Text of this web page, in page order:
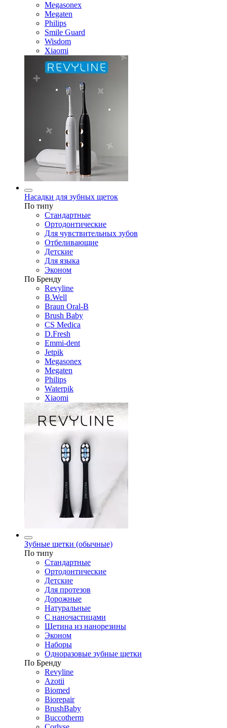
Megasonex
Megaten
Philips
Smile Guard
Wisdom
Xiaomi
Насадки для зубных щеток
По типу
Стандартные
Ортодонтические
Для чувствительных зубов
Отбеливающие
Детские
Для языка
Эконом
По Бренду
Revyline
B.Well
Braun Oral-B
Brush Baby
CS Medica
D.Fresh
Emmi-dent
Jetpik
Megasonex
Megaten
Philips
Waterpik
Xiaomi
Зубные щетки (обычные)
По типу
Стандартные
Ортодонтические
Детские
Для протезов
Дорожные
Натуральные
С наночастицами
Щетина из нанорезины
Эконом
Наборы
Одноразовые зубные щетки
По Бренду
Revyline
Azotii
Biomed
Biorepair
BrushBaby
Buccotherm